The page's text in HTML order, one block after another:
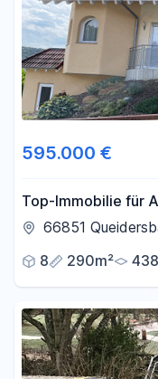
595.000 €
Top-Immobilie für
66851
8
290m²